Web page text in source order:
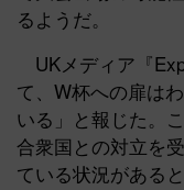
るようだ。
UKメディア『
て、W杯への扉は
いる」と報じた。
合衆国との対立を
ている状況がある